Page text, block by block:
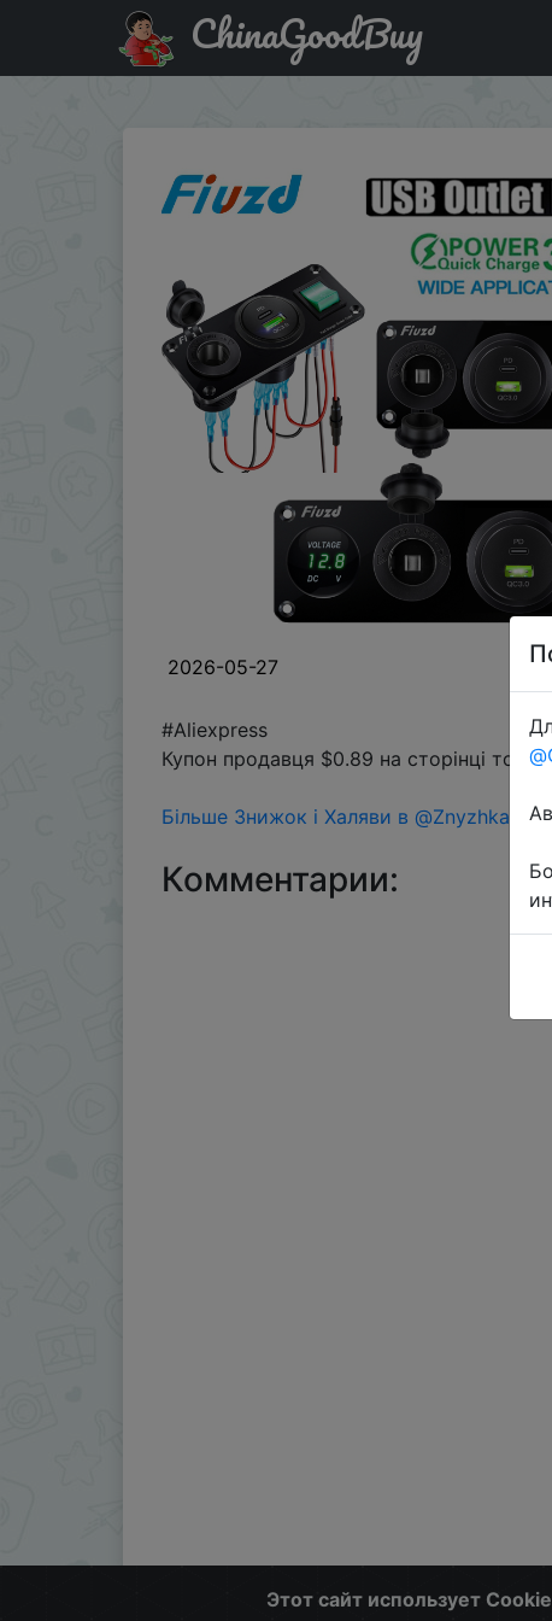
Купить по акции: 12V Cigarette Lighter Socket 4 in 1
ChinaGoodBuy
2026-05-27
#Aliexpress
Купон продавця $0.89 на сторінці
Більше Знижок і Халяви в @ZnyzhkaUA
Комментарии:
Этот сайт использует